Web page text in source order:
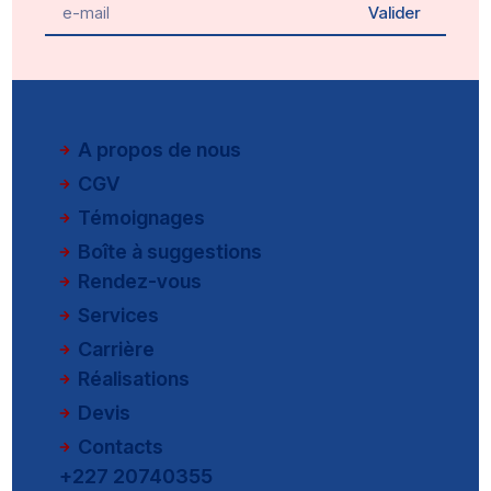
Valider
A propos de nous
CGV
Témoignages
Boîte à suggestions
Rendez-vous
Services
Carrière
Réalisations
Devis
Contacts
+227 20740355